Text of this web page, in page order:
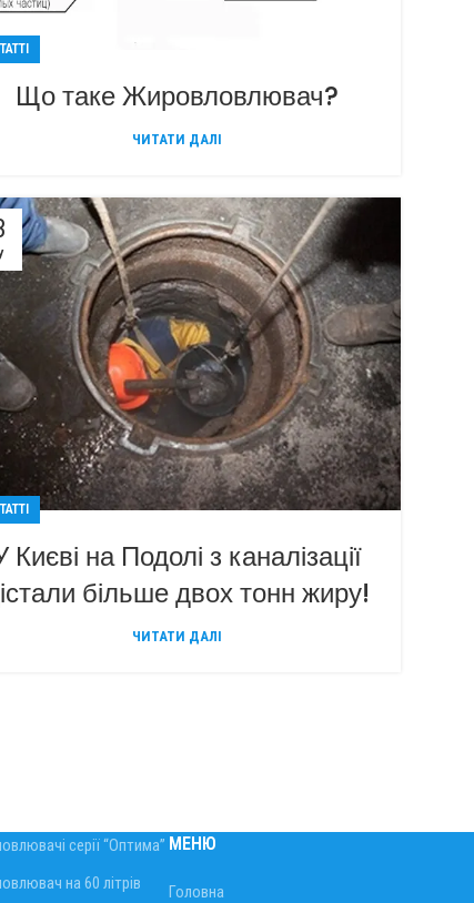
Що таке Жировловлювач?
ЧИТАТИ ДАЛІ
Києві на Подолі з каналізації
більше двох тонн жиру!
ЧИТАТИ ДАЛІ
серії “Оптима”
на 60 літрів
МЕНЮ
Головна